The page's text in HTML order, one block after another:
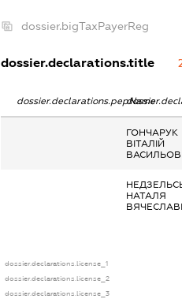
dossier.bigTaxPayerReg
dossier.declarations.title
dossier.declarations.pepName
ГОНЧАРУК
ВІТАЛІЙ
НАТАЛЯ
dossier.declarations.license_1
dossier.declarations.license_2
dossier.declarations.license_3